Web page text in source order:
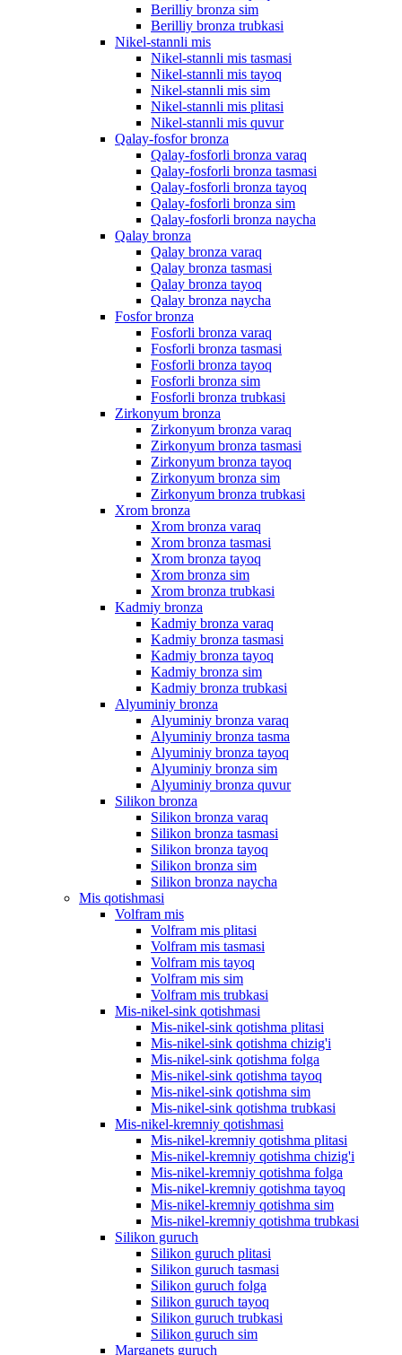
Berilliy bronza sim
Berilliy bronza trubkasi
Nikel-stannli mis
Nikel-stannli mis tasmasi
Nikel-stannli mis tayoq
Nikel-stannli mis sim
Nikel-stannli mis plitasi
Nikel-stannli mis quvur
Qalay-fosfor bronza
Qalay-fosforli bronza varaq
Qalay-fosforli bronza tasmasi
Qalay-fosforli bronza tayoq
Qalay-fosforli bronza sim
Qalay-fosforli bronza naycha
Qalay bronza
Qalay bronza varaq
Qalay bronza tasmasi
Qalay bronza tayoq
Qalay bronza naycha
Fosfor bronza
Fosforli bronza varaq
Fosforli bronza tasmasi
Fosforli bronza tayoq
Fosforli bronza sim
Fosforli bronza trubkasi
Zirkonyum bronza
Zirkonyum bronza varaq
Zirkonyum bronza tasmasi
Zirkonyum bronza tayoq
Zirkonyum bronza sim
Zirkonyum bronza trubkasi
Xrom bronza
Xrom bronza varaq
Xrom bronza tasmasi
Xrom bronza tayoq
Xrom bronza sim
Xrom bronza trubkasi
Kadmiy bronza
Kadmiy bronza varaq
Kadmiy bronza tasmasi
Kadmiy bronza tayoq
Kadmiy bronza sim
Kadmiy bronza trubkasi
Alyuminiy bronza
Alyuminiy bronza varaq
Alyuminiy bronza tasma
Alyuminiy bronza tayoq
Alyuminiy bronza sim
Alyuminiy bronza quvur
Silikon bronza
Silikon bronza varaq
Silikon bronza tasmasi
Silikon bronza tayoq
Silikon bronza sim
Silikon bronza naycha
Mis qotishmasi
Volfram mis
Volfram mis plitasi
Volfram mis tasmasi
Volfram mis tayoq
Volfram mis sim
Volfram mis trubkasi
Mis-nikel-sink qotishmasi
Mis-nikel-sink qotishma plitasi
Mis-nikel-sink qotishma chizig'i
Mis-nikel-sink qotishma folga
Mis-nikel-sink qotishma tayoq
Mis-nikel-sink qotishma sim
Mis-nikel-sink qotishma trubkasi
Mis-nikel-kremniy qotishmasi
Mis-nikel-kremniy qotishma plitasi
Mis-nikel-kremniy qotishma chizig'i
Mis-nikel-kremniy qotishma folga
Mis-nikel-kremniy qotishma tayoq
Mis-nikel-kremniy qotishma sim
Mis-nikel-kremniy qotishma trubkasi
Silikon guruch
Silikon guruch plitasi
Silikon guruch tasmasi
Silikon guruch folga
Silikon guruch tayoq
Silikon guruch trubkasi
Silikon guruch sim
Marganets guruch